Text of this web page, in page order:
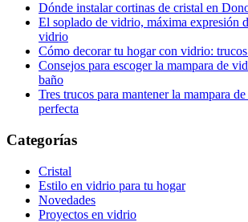
Dónde instalar cortinas de cristal en
El soplado de vidrio, máxima expresión
vidrio
Cómo decorar tu hogar con vidrio:
Consejos para escoger la mampara de
baño
Tres trucos para mantener la mampara
perfecta
Categorías
Cristal
Estilo en vidrio para tu hogar
Novedades
Proyectos en vidrio